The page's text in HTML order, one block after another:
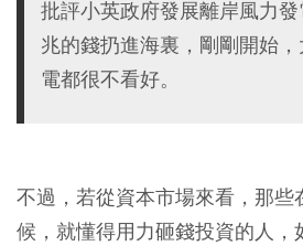
批評小英政府發展離岸風力
兆的錢扔進海裏，剛剛開始
電都很不看好。
不過，若從資本市場來看，那些
候，就懂得用力砸錢投資的人，